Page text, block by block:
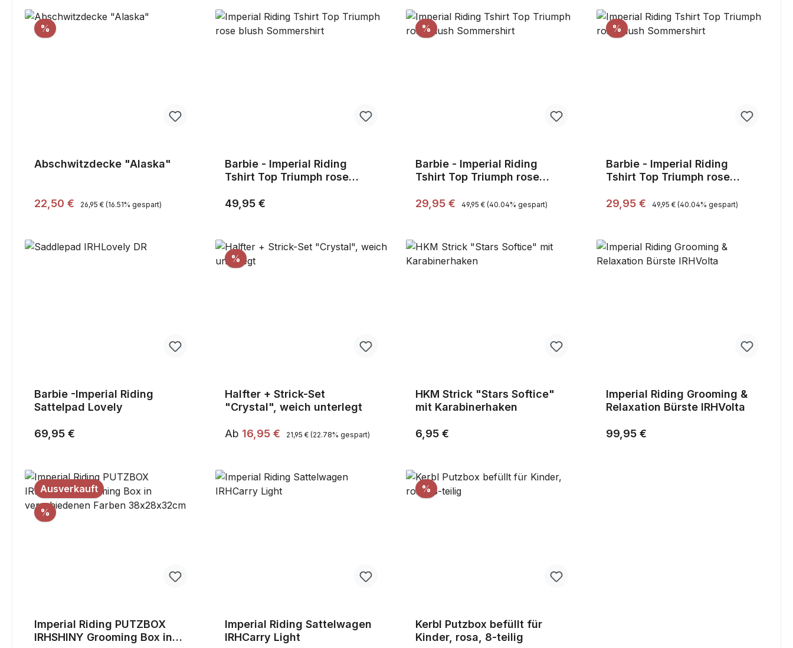
% Rabatt
Abschwitzdecke "Alaska"
Verkaufspreis:
22,50 € Regulärer Preis:
26,95 € (16.51% gespart)
Barbie - Imperial Riding
Tshirt Top Triumph rose
Regulärer Preis:
49,95 €
% Rabatt
Barbie - Imperial Riding
Tshirt Top Triumph rose
Verkaufspreis:
29,95 € Regulärer Preis:
49,95 € (40.04% gespart)
% Rabatt
Barbie - Imperial Riding
Tshirt Top Triumph rose
Sommershirt,Gr.XL,Sale
Verkaufspreis:
29,95 € Regulärer Preis:
49,95 € (40.04% gespart)
Barbie -Imperial Riding
Sattelpad Lovely
Regulärer Preis:
69,95 €
% Rabatt
Halfter + Strick-Set
"Crystal", weich unterlegt
Verkaufspreis:
Ab 16,95 € Regulärer Preis:
21,95 € (22.78% gespart)
HKM Strick "Stars Softice"
mit Karabinerhaken
Regulärer Preis:
6,95 €
Imperial Riding Grooming &
Relaxation Bürste IRHVolta
Regulärer Preis:
99,95 €
Ausverkauft
% Rabatt
Imperial Riding PUTZBOX
IRHSHINY Grooming Box in
Imperial Riding Sattelwagen
IRHCarry Light
% Rabatt
Kerbl Putzbox befüllt für
Kinder, rosa, 8-teilig